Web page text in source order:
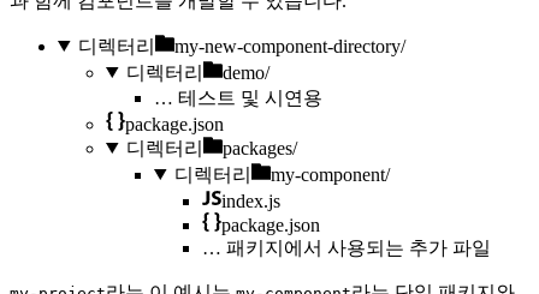
디렉터리
my-new-component-directory/
디렉터리
demo/
… 테스트 및 시연용
package.json
디렉터리
packages/
디렉터리
my-component/
index.js
package.json
… 패키지에서 사용되는 추가 파일